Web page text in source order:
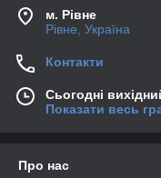
м. Рівне
Рівне, Україна
Контакти
Сьогодні
Показати весь
Про нас